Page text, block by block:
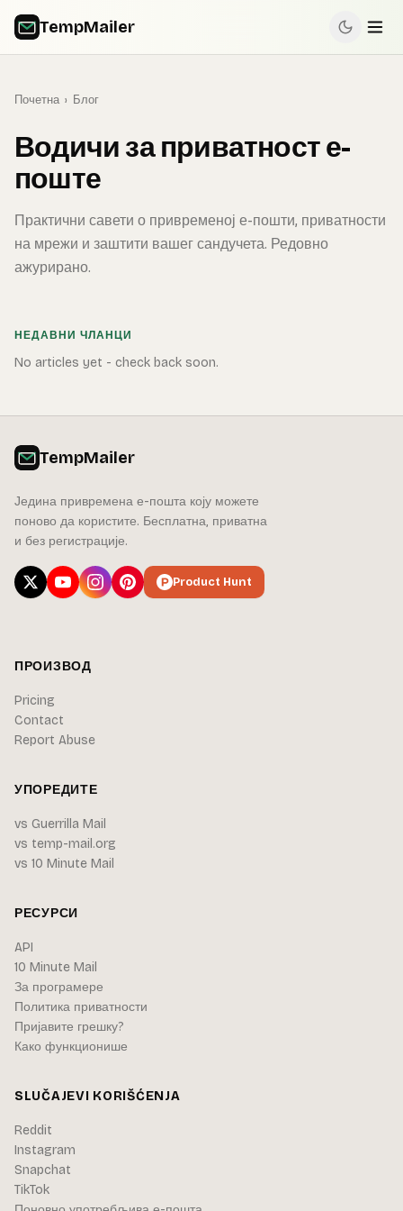
TempMailer
Почетна › Блог
Водичи за приватност е-
поште
Практични савети о привременој е-пошти, приватности
на мрежи и заштити вашег сандучета. Редовно
ажурирано.
НЕДАВНИ ЧЛАНЦИ
No articles yet - check back soon.
TempMailer
Једина привремена е-пошта коју можете
поново да користите. Бесплатна, приватна
и без регистрације.
Product Hunt
ПРОИЗВОД
Pricing
Contact
Report Abuse
УПОРЕДИТЕ
vs Guerrilla Mail
vs temp-mail.org
vs 10 Minute Mail
РЕСУРСИ
API
10 Minute Mail
За програмере
Политика приватности
Пријавите грешку?
Како функционише
SLUČAJEVI KORIŠĆENJA
Reddit
Instagram
Snapchat
TikTok